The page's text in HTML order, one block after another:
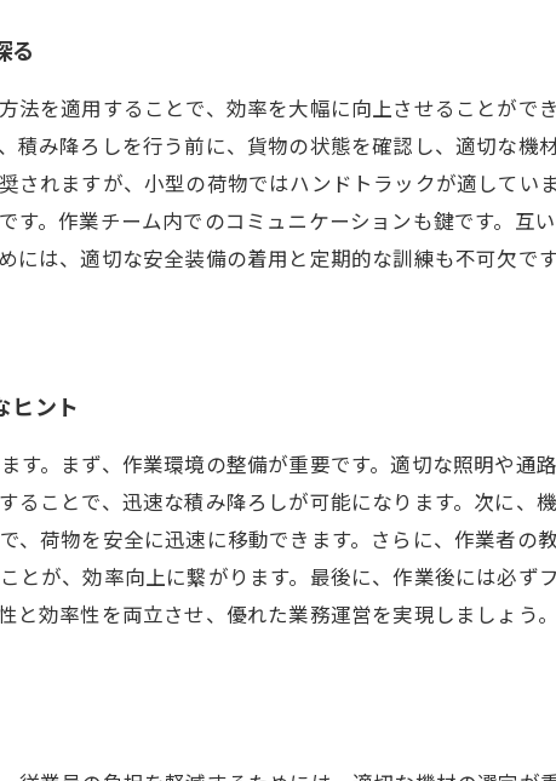
る
を適用することで、効率を大幅に向上させることがで
積み降ろしを行う前に、貨物の状態を確認し、適切な機
れますが、小型の荷物ではハンドトラックが適してい
。作業チーム内でのコミュニケーションも鍵です。互
は、適切な安全装備の着用と定期的な訓練も不可欠で
ヒント
。まず、作業環境の整備が重要です。適切な照明や通
ことで、迅速な積み降ろしが可能になります。次に、
荷物を安全に迅速に移動できます。さらに、作業者の
とが、効率向上に繋がります。最後に、作業後には必ず
効率性を両立させ、優れた業務運営を実現しましょう。